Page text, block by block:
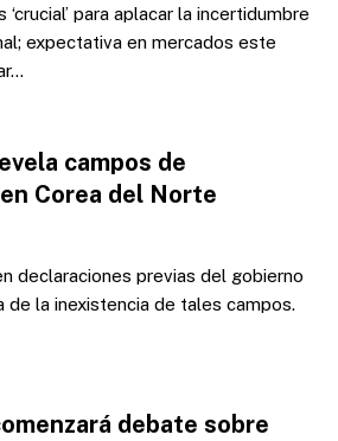
para aplacar la incertidumbre
expectativa en mercados este
campos de
Corea del Norte
declaraciones previas del gobierno
de la inexistencia de tales campos.
debate sobre